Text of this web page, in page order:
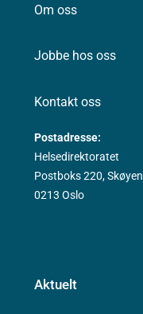
Om oss
Jobbe hos oss
Kontakt oss
Postadresse:
Helsedirektoratet
Postboks 220, Skøyen
0213 Oslo
Aktuelt